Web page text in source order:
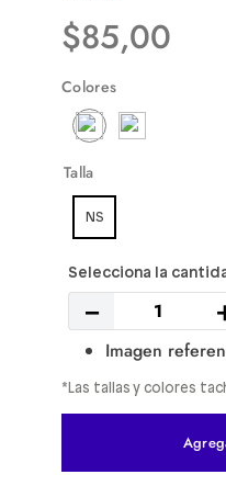
$85,00
Colores
Talla
NS
－
Imagen
*Las tallas y colores